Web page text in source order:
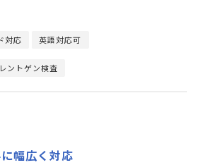
対応 英語対応可
レントゲン検査
幅広く対応